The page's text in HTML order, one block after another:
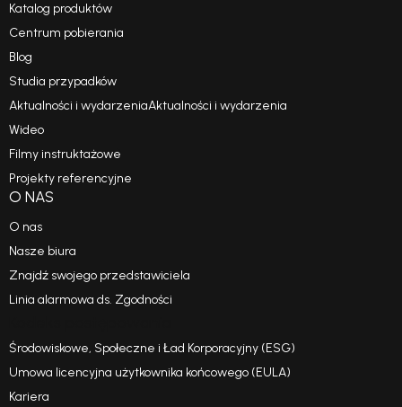
Katalog produktów
Centrum pobierania
Blog
Studia przypadków
Aktualności i wydarzeniaAktualności i wydarzenia
Wideo
Filmy instruktażowe
Projekty referencyjne
O NAS
O nas
Nasze biura
Znajdź swojego przedstawiciela
Linia alarmowa ds. Zgodności
Środowiskowe, Społeczne i Ład Korporacyjny (ESG)
Umowa licencyjna użytkownika końcowego (EULA)
Kariera